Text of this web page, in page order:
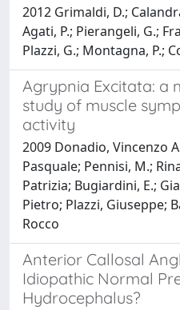
2012 Grimaldi, D.;
Agati, P.; Pierangeli, G.;
Plazzi, G.; Montagna, P.;
Agrypnia Excitata: a
study of muscle
activity
2009 Donadio, Vincenzo
Pasquale; Pennisi, M.;
Patrizia; Bugiardini, E.;
Pietro; Plazzi, Giuseppe;
Rocco
Anterior Callosal
Idiopathic Normal
Hydrocephalus?